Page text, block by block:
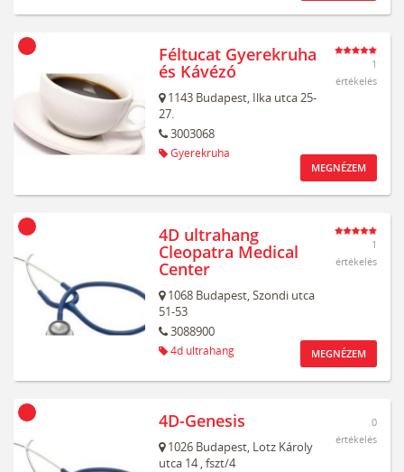
Féltucat Gyerekruha
és Kávézó
1143 Budapest, Ilka utca 25-
27.
3003068
Gyerekruha
1
értékelés
MEGNÉZEM
4D ultrahang
Cleopatra Medical
Center
1068 Budapest,Szondi utca
51-53
3088900
4d ultrahang
1
értékelés
MEGNÉZEM
4D-Genesis
1026 Budapest, Lotz Károly
utca 14, fszt/4
0
értékelés